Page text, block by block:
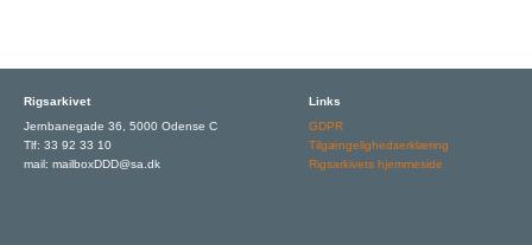
Rigsarkivet
Jernbanegade 36, 5000 Odense C
Tlf: 33 92 33 10
mail: mailboxDDD@sa.dk
Links
GDPR
Tilgængelighedserklæring
Rigsarkivets hjemmeside